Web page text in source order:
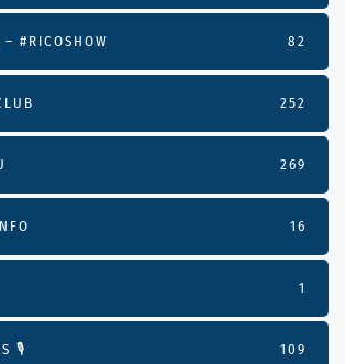
#RICOSHOW 82
252
269
16
1
🎙 109